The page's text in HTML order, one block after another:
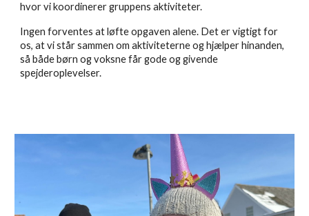
hvor vi koordinerer gruppens aktiviteter.
Ingen forventes at løfte opgaven alene. Det er vigtigt for
os, at vi står sammen om aktiviteterne og hjælper hinanden,
så både børn og voksne får gode og givende
spejderoplevelser.